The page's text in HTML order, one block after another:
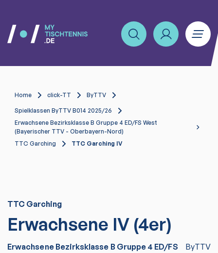
Home click-TT ByTTV
Spielklassen ByTTV B014 2025/26
Erwachsene Bezirksklasse B Gruppe 4 ED/FS West
(Bayerischer TTV - Oberbayern-Nord)
TTC Garching
TTC Garching IV
TTC Garching
Erwachsene IV (4er)
Erwachsene Bezirksklasse B Gruppe 4 ED/FS
ByTTV